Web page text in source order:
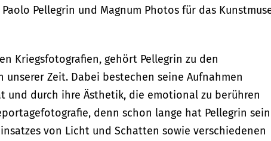
Pellegrin und Magnum Photos für das
Kriegsfotografien, gehört Pellegrin zu den
Zeit. Dabei bestechen seine Aufnahmen
und durch ihre Ästhetik, die emotional zu berühren
denn schon lange hat Pellegrin sein
von Licht und Schatten sowie verschiedenen